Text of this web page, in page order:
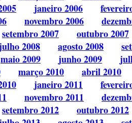
janeiro 2006
novembro 2006
setembro 2007 outubro 2007
julho 2008 agosto 2008
maio 2009 junho 2009
março 2010 abril 2010
janeiro 2011
novembro 2011
setembro 2012 outubro 2012